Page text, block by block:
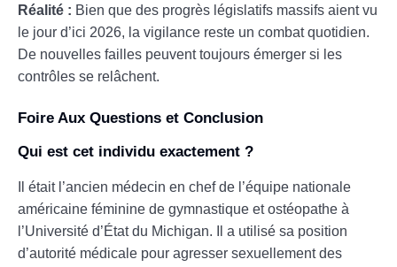
Réalité : Bien que des progrès législatifs massifs aient vu
le jour d’ici 2026, la vigilance reste un combat quotidien.
De nouvelles failles peuvent toujours émerger si les
contrôles se relâchent.
Foire Aux Questions et Conclusion
Qui est cet individu exactement ?
Il était l’ancien médecin en chef de l’équipe nationale
américaine féminine de gymnastique et ostéopathe à
l’Université d’État du Michigan. Il a utilisé sa position
d’autorité médicale pour agresser sexuellement des